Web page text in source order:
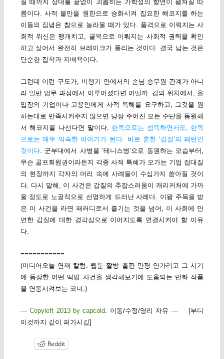
질 때까지 상대를 끝없이 괴롭히는 가학성의 향연이 펼쳐질 따
름이다. 사적 불만을 원한으로 승화시켜 집요한 해코지를 하는
이들의 집념은 참으로 놀라울 때가 있다. 품격으로 이뤄지는 사
회적 위신은 팽개치고, 굴복으로 이뤄지는 사회적 권력을 확인
하고 싶어서 완전히 브레이크가 풀리는 것이다. 결국 남는 것은
단순한 집착과 지배욕이다.
그런데 이런 구도가, 비행기 안에서의 손님-승무원 관계가 아니
라 일반 업무 과정에서 이루어졌다면 어떨까. 갑의 위치에서, 을
입장의 기업이나 고용인에게 사적 특혜를 요구하고, 그것을 원
하는대로 만족시켜주지 않으면 당장 주어진 모든 수단을 동원해
서 해코지를 나선다면 말이다. 한쪽으로는 섬뜩하면서도, 한쪽
으로는 매우 익숙한 이야기가 된다. 바로 흔한 ‘갑질’의 패턴인
것이다. 군부대에서 사병을 ‘테니스병’으로 동원하는 모습부터,
무슨 골프회원권이라든지 각종 사적 특혜가 오가는 기업 접대질
의 현장까지 각자의 머리 속에 사례들이 수십가지 쏟아질 것이
다. 다시 말해, 이 사건은 갑질의 추잡스러움이 캐리커처에 가까
울 정도로 노골적으로 선명하게 드러난 사례다. 이왕 주목을 받
은 이 사건을 라면 패러디로서 즐기는 것을 넘어, 이 사회에 만
연한 갑질에 대한 경각심으로 이어지도록 연결시켜야 할 이유
다.
===========
(미디어오늘 연재 칼럼. 웹툰 짤방 출판 만평 안가리고 그 시기
에 등장한 어떤 떡밥 사건을 생각해보기에 도움되는 만화 작품
을 연동시켜보는 코너.)
—Copyleft 2013 by capcold . 이동/수정/영리 자유 — [부디
이것까지 같이 퍼가시길]
Reddit